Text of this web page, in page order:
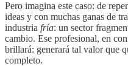
Pero imagina este caso: de
ideas y con muchas ganas de
industria fría: un sector
cambio. Ese profesional, en
brillará: generará tal valor que
completo.